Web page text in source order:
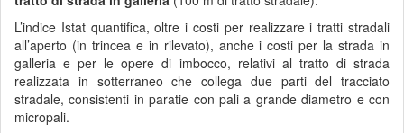
L’indice Istat quantifica, oltre i costi per realizzare i tratti stradali
all’aperto (in trincea e in rilevato), anche i costi per la strada in
galleria e per le opere di imbocco, relativi al tratto di strada
realizzata in sotterraneo che collega due parti del tracciato
stradale, consistenti in paratie con pali a grande diametro e con
micropali.